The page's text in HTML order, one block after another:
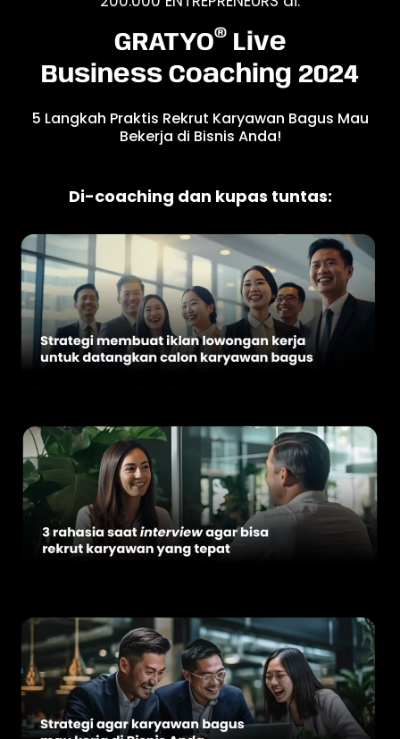
GRATYO®Live
Business Coaching 2024
5 Langkah Praktis Rekrut Karyawan Bagus Mau
Bekerja di Bisnis Anda!
Di-coaching dan kupas tuntas: